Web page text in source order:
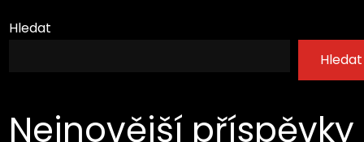
Hledat
Hledat
Nejnovější příspěvky